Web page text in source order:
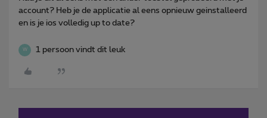
account? Heb je de applicatie al eens opnieuw geinstalleerd
en is je ios volledig up to date?
W 1 persoon vindt dit leuk